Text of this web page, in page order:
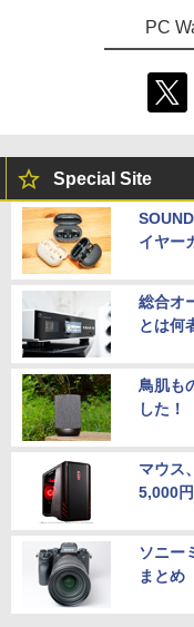
PC
Special Site
イヤー
総合オ
とは何
鳥肌も
した！
マウス
5,000
ソニー
まとめ